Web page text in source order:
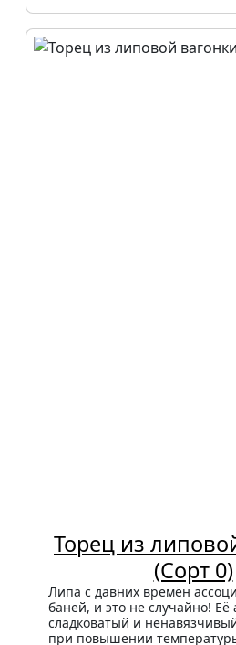
Торец из
(Сорт 0)
Липа с давних времён
баней, и это не случайно! Её
сладковатый и
при повышении